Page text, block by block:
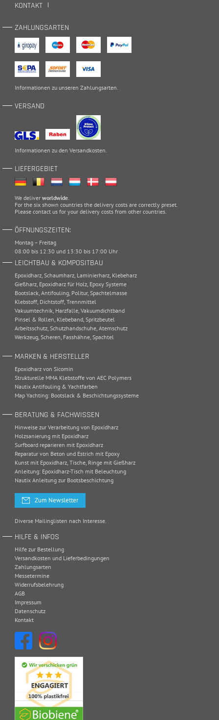
KONTAKT
ZAHLUNGSARTEN
Informationen zu unseren Zahlungsarten.
VERSAND
Informationen zu den Versandkosten.
LIEFERGEBIET
We deliver worldwide.
For the six shown countries the delivery costs are correctly preset.
Please contact us for your delivery costs from other countries.
ÖFFNUNGSZEITEN:
Montag – Freitag
08:00 bis 12:30 und 13:30 bis 17:00 Uhr
LEICHTBAU & KOMPOSITBAU
Epoxidharz, Schaumharz, Laminierharz, Klebeharz
Gießharz, Epoxidharz für Holz, Epoxy Systeme
Bootslack, Antifouling, Politur, Spachtelmasse
Klebstoff, Dichtstoff, Trennmittel
Vakuumtechnik, Harzfalle, Vakuumdichtband
Pinsel & Rollen, Klebeband, Spritzbeutel
Arbeitsschutz, Schutzhandschuhe, Atemschutz
Werkzeug, Scheren, Fasshähne, Spachtel
MARKEN & HERSTELLER
Epoxidharz von Sicomin
Strukturelle MMA Klebstoffe von AEC Polymers
Nautix Antifouling & Yachtfarben
Map Yachting: Bootslack & Beschichtungssysteme
BERATUNG & FACHWISSEN
Hinweise zur Verarbeitung von Epoxidharz
Holzsanierung mit Epoxidharz
Surfboard reparieren mit Epoxidharz
Reparatur von Beton und Estrich mit Epoxy
Kunst mit Epoxidharz, Tische, Ringe mit Gießharz
Anleitung: Epoxidharz-Tisch mit Beleuchtung
Nautix Anleitung zur Bootsbeschichtung
Zum Newsletter
Diverse Mailinglisten nach Interesse.
HILFE & INFOS
Hilfe zur Bestellung
Versandkosten und Lieferbedingungen
Zahlungsarten
Messetermine
Widerrufsbelehrung
AGB
Impressum
Datenschutz
Kontakt